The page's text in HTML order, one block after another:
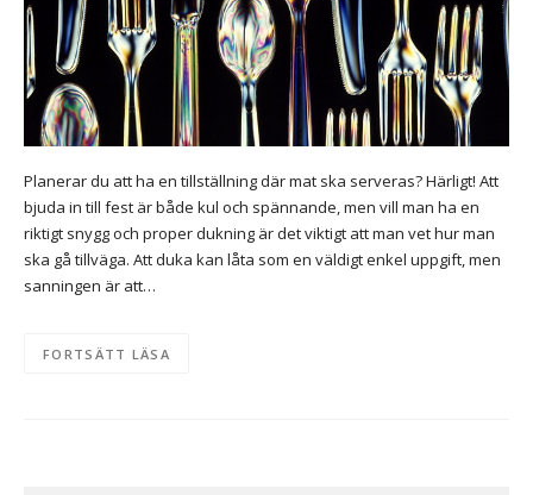
Planerar du att ha en tillställning där mat ska serveras? Härligt! Att
bjuda in till fest är både kul och spännande, men vill man ha en
riktigt snygg och proper dukning är det viktigt att man vet hur man
ska gå tillväga. Att duka kan låta som en väldigt enkel uppgift, men
sanningen är att…
FORTSÄTT LÄSA